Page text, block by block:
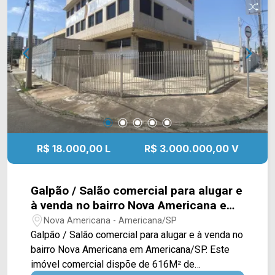
Comendador Muller, Av. Brasil e Av. Campos
Sales. Esta região conta com calçadão, terminal,
restaurantes, farmácias e bancos. Entre em
contato com a equipe da Arbix Imóveis e agende
a sua visita!! WhatsApp e Telefone: (19) 3475-
4546 ARBIX IMÓVEIS - Presente em cada
mudança!
R$ 18.000,00 L R$ 3.000.000,00 V
Galpão / Salão comercial para alugar e
à venda no bairro Nova Americana em
Americana/SP
Nova Americana - Americana/SP
Galpão / Salão comercial para alugar e à venda no
bairro Nova Americana em Americana/SP. Este
imóvel comercial dispõe de 616M² de